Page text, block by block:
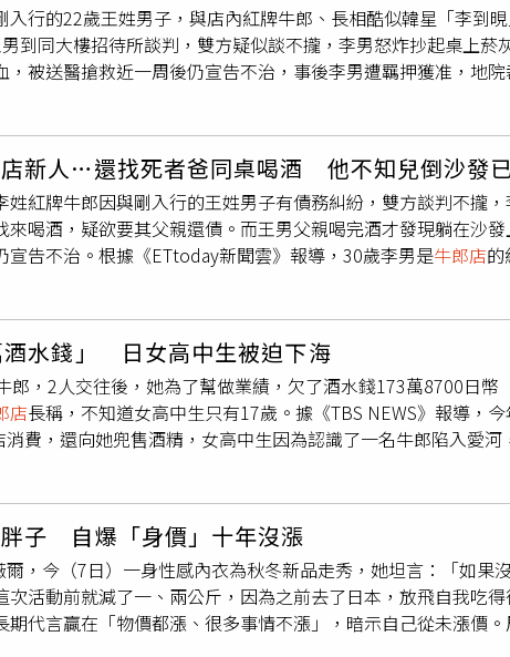
日圓。此外，因渡邊詐騙得手後沒有申報收入，同時還欠稅
到詐欺的50歲男子，該男子表示：「我討厭她，或者更確切地
的錢全部追回來。」
勞動大臣武見敬三先前表示，將會依據法律適當處理這項問
關單位更緊密合作、加強取締。並實際前往男公關店指導、宣
您：飲酒勿開車！飲酒過量，有害健康，請勿酒駕未滿18歲者
海。（圖／翻攝自X）
羅，說癌末的母親要25萬元轉住安寧病房。而保羅不敵張女的
10萬元到牛郎店幫她弟做業績，這次張女被拒絕，而她冒用呂崇
匯錢才發現被騙，而張女嗆，「你跟很多女生聊，為什麼要
聊公司」的員工。目前，保羅已於2月中旬報案並對張女提告。
入行的22歲王姓男子，與店內紅牌牛郎、長相酷似韓星「李到
到同大樓招待所談判，雙方疑似談不攏，李男怒炸抄起桌上菸
被送醫搶救近一周後仍宣告不治，事後李男遭羈押獲准，地
內，李男長相俊美、皮膚白皙，酷似韓劇「黑暗榮耀」人氣男
忠實女顧客。據了解，22歲的死者王男與李男都是同店牛郎，
，孰知利滾利，導致欠債滾成雪球，飆到4、500萬元，今年1月
男盛怒下持菸灰缸猛K王男頭部，期間王男父親還被李男找去
續醫院發現情況不對通報警方，整起案件才曝光。醫院指出
以辨認，經搶救數日後，於1月下旬宣告不治。全案詢後，李
准，目前李男羈押禁見中。
新人…還找死者爸同桌喝酒 他不知兒倒沙發
姓紅牌牛郎因與剛入行的王姓男子有債務糾紛，雙方談判不攏
喝酒，疑欲要其父親還債。而王男父親喝完酒才發現躺在沙發
宣告不治。根據《ETtoday新聞雲》報導，30歲李男是牛郎店的
李到晛。而死者為22歲王姓男子，剛入行，在同間
工
元，無力償還，雙方因此相約談判。怎料到過程中，雙方一言
第一時間沒有把人送醫，反而找來王男的父親到場喝酒，疑欲要
兒子已重傷，直到人叫不醒才知道，趕緊將人送醫。不過王男
辦，據悉，目前李男已被羈押禁見，至於詳細案情仍有待警方
酒水錢」 日女高中生被迫下海
郎，2人交往後，她為了幫做業績，欠了酒水錢173萬8700日幣
店長稱，不知道女高中生只有17歲。據《TBS NEWS》報導，
消費，還向她兜售酒精，女高中生因為認識了一名牛郎陷入愛
外出，讓她有約會感。牛郎表示，他必須靠女子的力量，成
了173萬8700日幣（約新台幣36萬元），而她根本付不出錢。
生關係，約賺了200萬日幣（約新台幣42萬元）。女高中生表
中生已被送往醫院，接受身體檢查和精神疾病的復健治療。
只有17歲。此外，日本東京都國稅局也有一名女公務員，也因
海賣淫，她賺了820萬日幣（約新台幣174萬元），還請病假
子 自爆「身價」十年沒漲
，今（7日）一身性感內衣為秋冬新品走秀，她坦言：「如果
活動前就減了一、兩公斤，因為之前去了日本，放飛自我吃
代言贏在「物價都漲、很多事情不漲」，暗示自己從未漲價
走秀。（圖／許方正攝）成功接下代言人9年的周曉涵說自己